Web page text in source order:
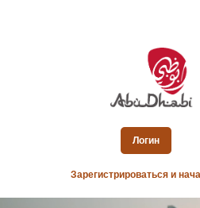
Логин
Зарегистрироваться и